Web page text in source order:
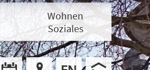
Wohnen
Soziales